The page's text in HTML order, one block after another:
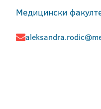
Медицински